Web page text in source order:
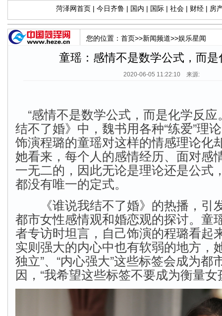
菏泽网首页 | 今日齐鲁 | 国内 | 国际 | 社会 | 财经 | 房
您的位置： 首页>>新闻频道>>娱乐星闻
童瑶：感情不是数学公式，而是
2020-06-05 11:22:10 来源:
“感情不是数学公式，而是化学反应
结不了婚》中，魏书用各种“练爱”理
饰演程璐的童瑶对这样的情感理论化
她看来，每个人的感情经历、面对感
一无二的，因此无论是理论还是公式
都没有唯一的定式。
《谁说我结不了婚》的热播，引
都市女性感情观和婚恋观的探讨。童
者专访时坦言，自己饰演的程璐看起
实则强大的内心中也有软弱的地方，
独立”、“内心强大”这些标签会成为都
因，“我希望这些标签不要成为衡量女